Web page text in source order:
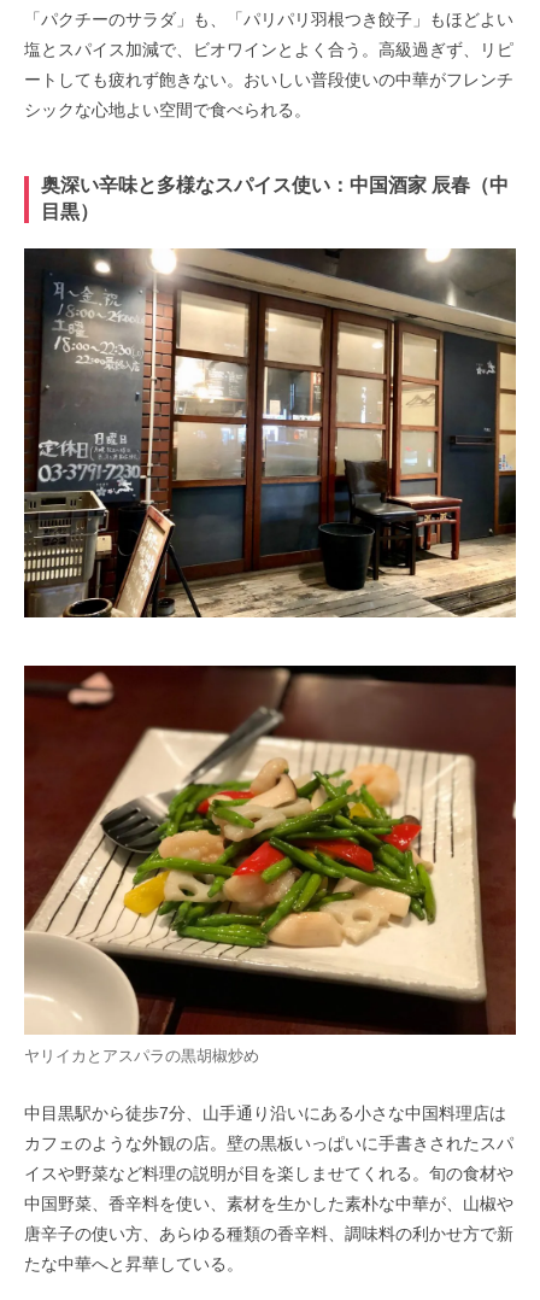
「パクチーのサラダ」も、「パリパリ羽根つき餃子」もほどよい
塩とスパイス加減で、ビオワインとよく合う。高級過ぎず、リピ
ートしても疲れず飽きない。おいしい普段使いの中華がフレンチ
シックな心地よい空間で食べられる。
奥深い辛味と多様なスパイス使い：中国酒家 辰春（中
目黒）
ヤリイカとアスパラの黒胡椒炒め
中目黒駅から徒歩7分、山手通り沿いにある小さな中国料理店は
カフェのような外観の店。壁の黒板いっぱいに手書きされたスパ
イスや野菜など料理の説明が目を楽しませてくれる。旬の食材や
中国野菜、香辛料を使い、素材を生かした素朴な中華が、山椒や
唐辛子の使い方、あらゆる種類の香辛料、調味料の利かせ方で新
たな中華へと昇華している。